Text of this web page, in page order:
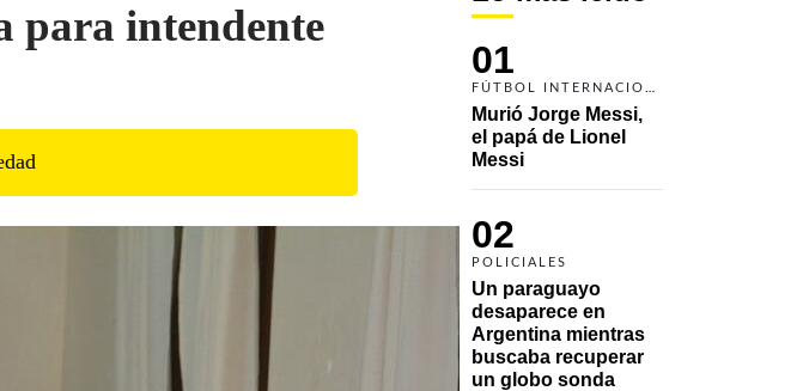
01
Murió Jorge Messi,
el papá de Lionel
Messi
02
POLICIALES
Un paraguayo
desaparece en
Argentina mientras
buscaba recuperar
un globo sonda
para intendente